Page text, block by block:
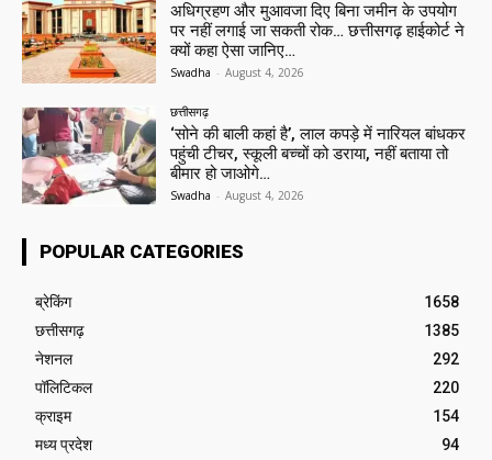
अधिग्रहण और मुआवजा दिए बिना जमीन के उपयोग
पर नहीं लगाई जा सकती रोक… छत्तीसगढ़ हाईकोर्ट ने
क्यों कहा ऐसा जानिए…
Swadha - August 4, 2026
छत्तीसगढ़
‘सोने की बाली कहां है’, लाल कपड़े में नारियल बांधकर
पहुंची टीचर, स्कूली बच्चों को डराया, नहीं बताया तो
बीमार हो जाओगे…
Swadha - August 4, 2026
POPULAR CATEGORIES
ब्रेकिंग
1658
छत्तीसगढ़
1385
नेशनल
292
पॉलिटिकल
220
क्राइम
154
मध्य प्रदेश
94